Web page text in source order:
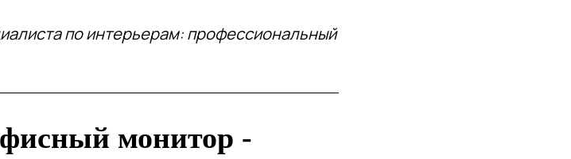
по интерьерам: профессиональный
монитор -